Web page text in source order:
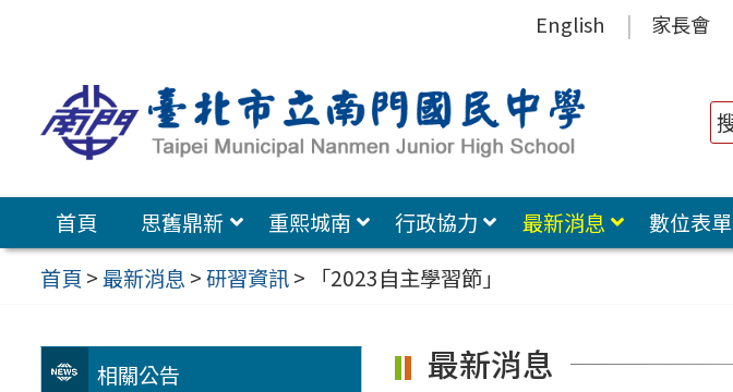
容
區
English 家長會
首頁 思舊鼎新 重熙城南 行政協力 最新消息 數位表單
首頁 >最新消息 >研習資訊> 「2023自主學習節」
相關公告 最新消息